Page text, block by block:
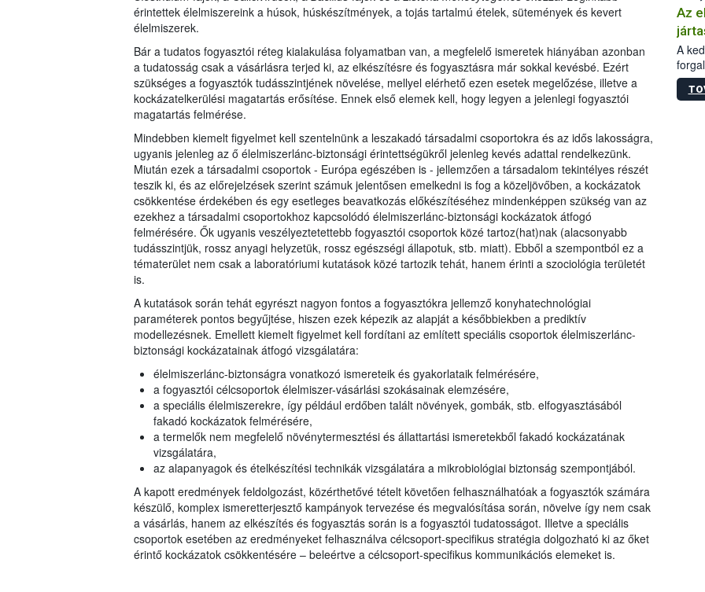
érintettek élelmiszereink a húsok, húskészítmények, a tojás tartalmú ételek, sütemények és kevert
élelmiszerek.
Bár a tudatos fogyasztói réteg kialakulása folyamatban van, a megfelelő ismeretek hiányában azonban
a tudatosság csak a vásárlásra terjed ki, az elkészítésre és fogyasztásra már sokkal kevésbé. Ezért
szükséges a fogyasztók tudásszintjének növelése, mellyel elérhető ezen esetek megelőzése, illetve a
kockázatelkerülési magatartás erősítése. Ennek első elemek kell, hogy legyen a jelenlegi fogyasztói
magatartás felmérése.
Mindebben kiemelt figyelmet kell szentelnünk a leszakadó társadalmi csoportokra és az idős lakosságra,
ugyanis jelenleg az ő élelmiszerlánc-biztonsági érintettségükről jelenleg kevés adattal rendelkezünk.
Miután ezek a társadalmi csoportok - Európa egészében is - jellemzően a társadalom tekintélyes részét
teszik ki, és az előrejelzések szerint számuk jelentősen emelkedni is fog a közeljövőben, a kockázatok
csökkentése érdekében és egy esetleges beavatkozás előkészítéséhez mindenképpen szükség van az
ezekhez a társadalmi csoportokhoz kapcsolódó élelmiszerlánc-biztonsági kockázatok átfogó
felmérésére. Ők ugyanis veszélyeztetettebb fogyasztói csoportok közé tartoz(hat)nak (alacsonyabb
tudásszintjük, rossz anyagi helyzetük, rossz egészségi állapotuk, stb. miatt). Ebből a szempontból ez a
tématerület nem csak a laboratóriumi kutatások közé tartozik tehát, hanem érinti a szociológia területét
is.
A kutatások során tehát egyrészt nagyon fontos a fogyasztókra jellemző konyhatechnológiai
paraméterek pontos begyűjtése, hiszen ezek képezik az alapját a későbbiekben a prediktív
modellezésnek. Emellett kiemelt figyelmet kell fordítani az említett speciális csoportok élelmiszerlánc-
biztonsági kockázatainak átfogó vizsgálatára:
élelmiszerlánc-biztonságra vonatkozó ismereteik és gyakorlataik felmérésére,
a fogyasztói célcsoportok élelmiszer-vásárlási szokásainak elemzésére,
a speciális élelmiszerekre, így például erdőben talált növények, gombák, stb. elfogyasztásából
fakadó kockázatok felmérésére,
a termelők nem megfelelő növénytermesztési és állattartási ismeretekből fakadó kockázatának
vizsgálatára,
az alapanyagok és ételkészítési technikák vizsgálatára a mikrobiológiai biztonság szempontjából.
A kapott eredmények feldolgozást, közérthetővé tételt követően felhasználhatóak a fogyasztók számára
készülő, komplex ismeretterjesztő kampányok tervezése és megvalósítása során, növelve így nem csak
a vásárlás, hanem az elkészítés és fogyasztás során is a fogyasztói tudatosságot. Illetve a speciális
csoportok esetében az eredményeket felhasználva célcsoport-specifikus stratégia dolgozható ki az őket
érintő kockázatok csökkentésére – beleértve a célcsoport-specifikus kommunikációs elemeket is.
Az
A